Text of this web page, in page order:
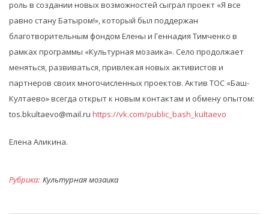
роль в создании новых возможностей сыграл проект «Я все
равно стану Батыром!», который был поддержан
благотворительным фондом Елены и Геннадия Тимченко в
рамках программы «Культурная мозаика». Село продолжает
меняться, развиваться, привлекая новых активистов и
партнеров своих многочисленных проектов. Актив ТОС «Баш-
Култаево» всегда открыт к новым контактам и обмену опытом:
tos.bkultaevo@mail.ru https://vk.com/public_bash_kultaevo
Елена Аликина.
Рубрика: Культурная мозаика